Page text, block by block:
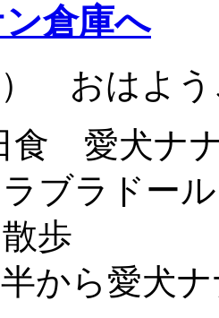
倉庫へ
） おはよ
から愛犬